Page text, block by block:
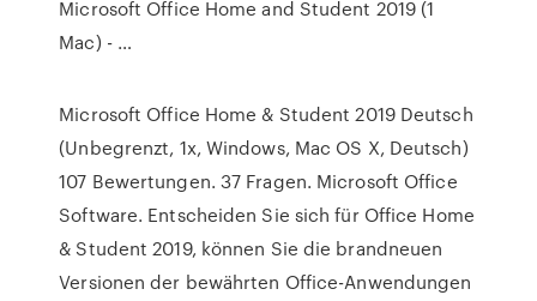
Microsoft Office Home and Student 2019 (1
Mac) - …
Microsoft Office Home & Student 2019 Deutsch
(Unbegrenzt, 1x, Windows, Mac OS X, Deutsch)
107 Bewertungen. 37 Fragen. Microsoft Office
Software. Entscheiden Sie sich für Office Home
& Student 2019, können Sie die brandneuen
Versionen der bewährten Office-Anwendungen